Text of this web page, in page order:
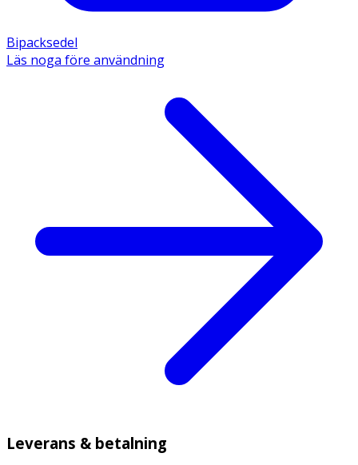
Bipacksedel
Läs noga före användning
Leverans & betalning